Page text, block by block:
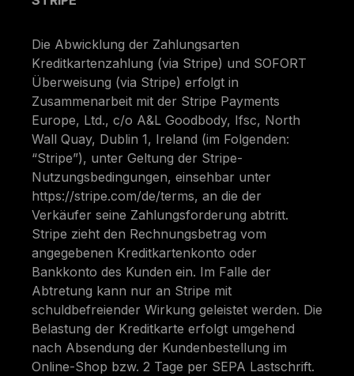
Die Abwicklung der Zahlungsarten
Kreditkartenzahlung (via Stripe) und SOFORT
Überweisung (via Stripe) erfolgt in
Zusammenarbeit mit der Stripe Payments
Europe, Ltd., c/o A&L Goodbody, Ifsc, North
Wall Quay, Dublin 1, Ireland (im Folgenden:
“Stripe”), unter Geltung der Stripe-
Nutzungsbedingungen, einsehbar unter
https://stripe.com/de/terms, an die der
Verkäufer seine Zahlungsforderung abtritt.
Stripe zieht den Rechnungsbetrag vom
angegebenen Kreditkartenkonto oder
Bankkonto des Kunden ein. Im Falle der
Abtretung kann nur an Stripe mit
schuldbefreiender Wirkung geleistet werden. Die
Belastung der Kreditkarte erfolgt umgehend
nach Absendung der Kundenbestellung im
Online-Shop bzw. 2 Tage per SEPA Lastschrift.